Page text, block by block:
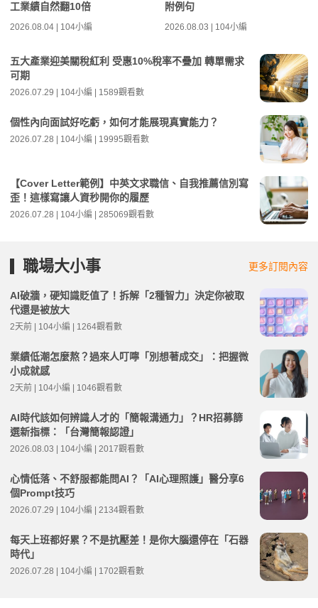
工業績自然翻10倍
2026.08.04 | 104小編
附例句
2026.08.03 | 104小編
五大產業迎美關稅紅利 受惠10%稅率不疊加 轉單需求
可期
2026.07.29 | 104小編 | 1589觀看數
個性內向面試好吃虧，如何才能展現真實能力？
2026.07.28 | 104小編 | 19995觀看數
【Cover Letter範例】中英文求職信、自我推薦信別寫
歪！這樣寫讓人資秒開你的履歷
2026.07.28 | 104小編 | 285069觀看數
職場大小事 更多訂閱內容
AI破牆，硬知識貶值了！拆解「2種智力」決定你被取
代還是被放大
2天前 | 104小編 | 1264觀看數
業績低潮怎麼熬？過來人叮嚀「別想著成交」：把握微
小成就感
2天前 | 104小編 | 1046觀看數
AI時代該如何辨識人才的「簡報溝通力」？HR招募篩
選新指標：「台灣簡報認證」
2026.08.03 | 104小編 | 2017觀看數
心情低落、不舒服都能問AI？「AI心理照護」醫分享6
個Prompt技巧
2026.07.29 | 104小編 | 2134觀看數
每天上班都好累？不是抗壓差！是你大腦還停在「石器
時代」
2026.07.28 | 104小編 | 1702觀看數